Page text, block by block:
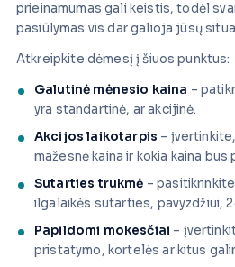
prieinamumas gali keistis, todėl
pasiūlymas vis dar galioja jūsų
Atkreipkite dėmesį į šiuos punktus:
Galutinė mėnesio kaina –
yra standartinė, ar akcijinė.
Akcijos laikotarpis –
mažesnė kaina ir kokia kaina bus
Sutarties trukmė –
ilgalaikės sutarties, pavyzdžiui,
Papildomi mokesčiai –
pristatymo, kortelės ar kitus